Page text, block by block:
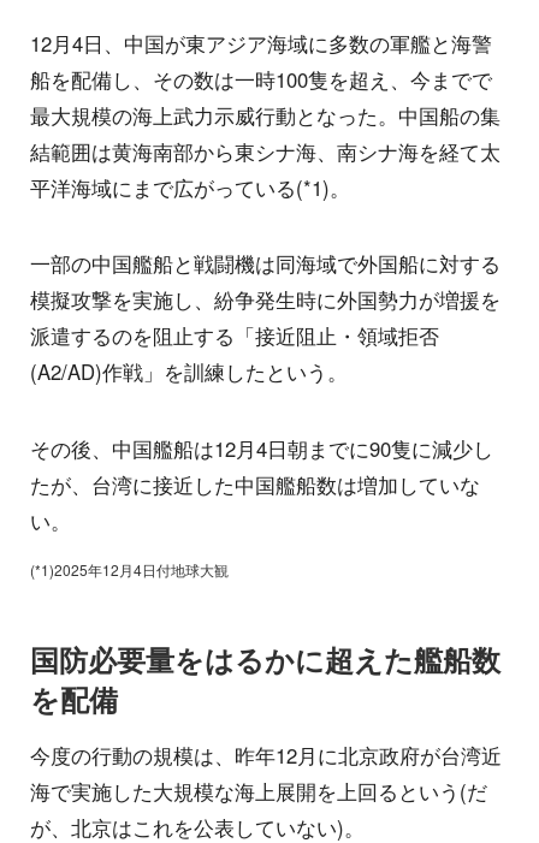
12月4日、中国が東アジア海域に多数の軍艦と海警
船を配備し、その数は一時100隻を超え、今までで
最大規模の海上武力示威行動となった。中国船の集
結範囲は黄海南部から東シナ海、南シナ海を経て太
平洋海域にまで広がっている(*1)。
一部の中国艦船と戦闘機は同海域で外国船に対する
模擬攻撃を実施し、紛争発生時に外国勢力が増援を
派遣するのを阻止する「接近阻止・領域拒否
(A2/AD)作戦」を訓練したという。
その後、中国艦船は12月4日朝までに90隻に減少し
たが、台湾に接近した中国艦船数は増加していな
い。
(*1)2025年12月4日付地球大観
国防必要量をはるかに超えた艦船数
を配備
今度の行動の規模は、昨年12月に北京政府が台湾近
海で実施した大規模な海上展開を上回るという(だ
が、北京はこれを公表していない)。